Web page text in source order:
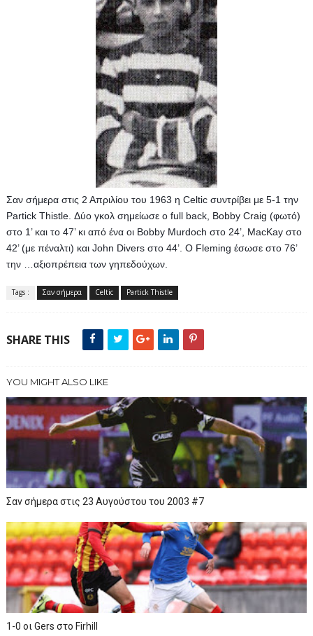
Σαν σήμερα στις 2 Απριλίου του 1963 η Celtic συντρίβει με 5-1 την
Partick Thistle. Δύο γκολ σημείωσε ο full back, Bobby Craig (φωτό)
στο 1’ και το 47’ κι από ένα οι Bobby Murdoch στο 24’, MacKay στο
42’ (με πέναλτι) και John Divers στο 44’. Ο Fleming έσωσε στο 76’
την …αξιοπρέπεια των γηπεδούχων.
Tags : Σαν σήμερα Celtic Partick Thistle
SHARE THIS
YOU MIGHT ALSO LIKE
Σαν σήμερα στις 23 Αυγούστου του 2003 #7
1-0 οι Gers στο Firhill